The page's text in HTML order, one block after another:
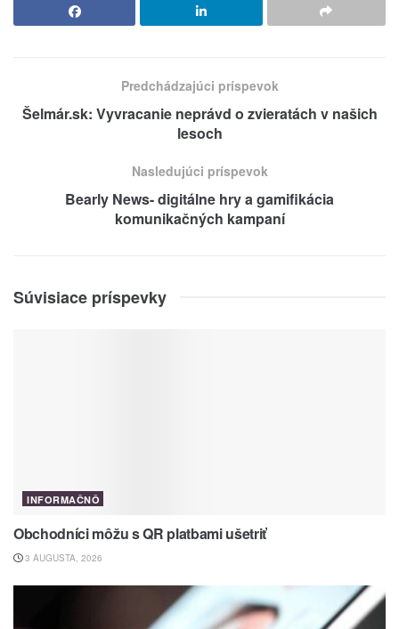
Predchádzajúci príspevok
Šelmár.sk: Vyvracanie neprávd o zvieratách v našich
lesoch
Nasledujúci príspevok
Bearly News- digitálne hry a gamifikácia
komunikačných kampaní
Súvisiace príspevky
INFORMAČNÔ
Obchodníci môžu s QR platbami ušetriť
3 AUGUSTA, 2026